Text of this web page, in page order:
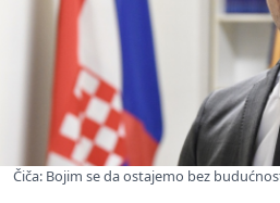
Čiča: Bojim se da ostajemo bez